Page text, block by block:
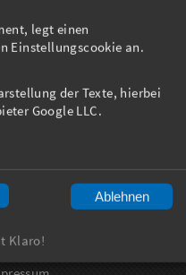
legt einen
Einstellungscookie an.
der Texte, hierbei
Google LLC.
Ablehnen
Klaro!